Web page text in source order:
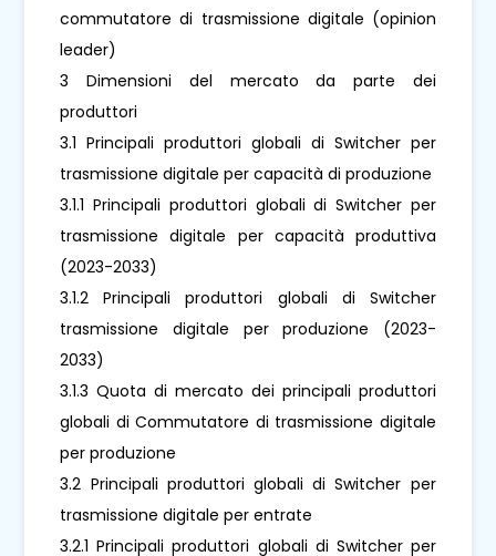
commutatore di trasmissione digitale (opinion
leader)
3 Dimensioni del mercato da parte dei
produttori
3.1 Principali produttori globali di Switcher per
trasmissione digitale per capacità di produzione
3.1.1 Principali produttori globali di Switcher per
trasmissione digitale per capacità produttiva
(2023-2033)
3.1.2 Principali produttori globali di Switcher
trasmissione digitale per produzione (2023-
2033)
3.1.3 Quota di mercato dei principali produttori
globali di Commutatore di trasmissione digitale
per produzione
3.2 Principali produttori globali di Switcher per
trasmissione digitale per entrate
3.2.1 Principali produttori globali di Switcher per